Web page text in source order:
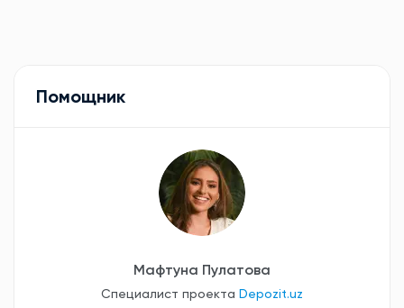
Помощник
Мафтуна Пулатова
Специалист проекта Depozit.uz